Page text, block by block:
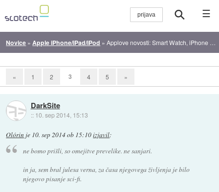
☰
Novice » Apple iPhone/iPad/iPod »Applove novosti: Smart Watch, iPhone 6 in iPhone 6 Plus, Apple Pay in iOS 8
« 1 2 3 4 5 »
DarkSite
:: 10. sep 2014, 15:13
Olórin je 10. sep 2014 ob 15:10izjavil:
ne bomo prišli, so omejitve prevelike. ne sanjari.
in ja, sem bral julesa verna, za časa njegovega življenja je bilo
njegovo pisanje sci-fi.